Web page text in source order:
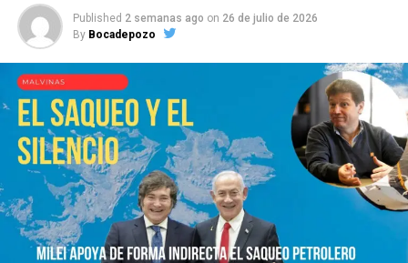
Published 2 semanas ago on 26 de julio de 2026
By Bocadepozo